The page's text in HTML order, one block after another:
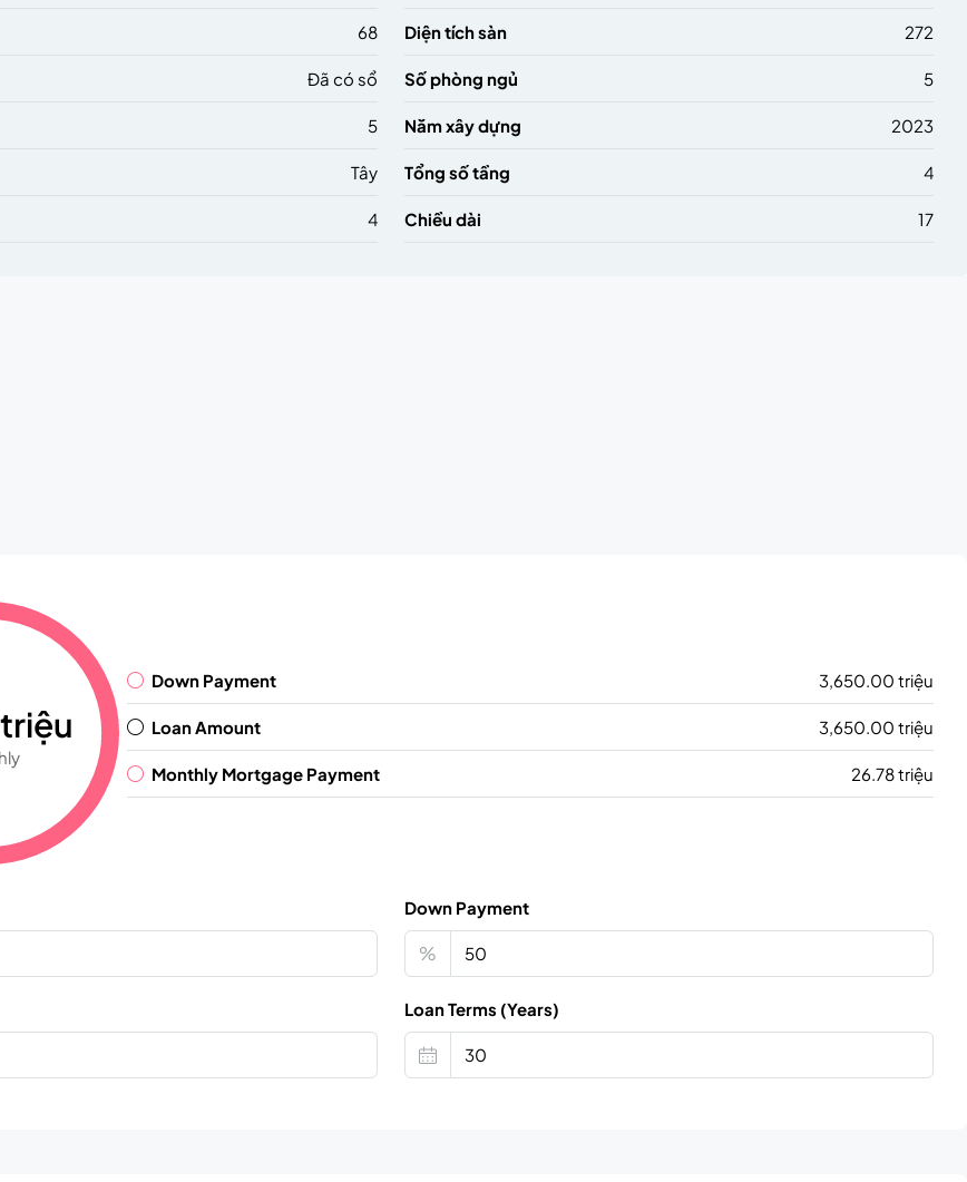
68 Diện tích sàn 272
Đã có sổ Số phòng ngủ 5
5 Năm xây dựng 2023
Tây Tổng số tầng 4
4 Chiều dài 17
Down Payment 3,650.00 triệu
Loan Amount 3,650.00 triệu
Monthly Mortgage Payment 26.78 triệu
Down Payment
%
Loan Terms (Years)